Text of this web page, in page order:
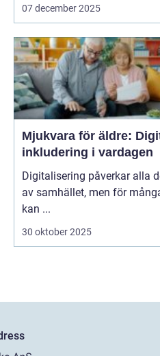
07 december 2025
Mjukvara för äldre:
inkludering i vardagen
Digitalisering påverkar alla
av samhället, men för
kan ...
30 oktober 2025